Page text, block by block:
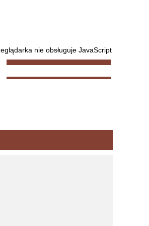
nie obsługuje JavaScript